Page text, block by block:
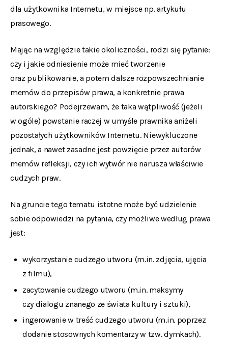
dla użytkownika Internetu, w miejsce np. artykułu
prasowego.
Mając na względzie takie okoliczności, rodzi się pytanie:
czy i jakie odniesienie może mieć tworzenie
oraz publikowanie, a potem dalsze rozpowszechnianie
memów do przepisów prawa, a konkretnie prawa
autorskiego? Podejrzewam, że taka wątpliwość (jeżeli
w ogóle) powstanie raczej w umyśle prawnika aniżeli
pozostałych użytkowników Internetu. Niewykluczone
jednak, a nawet zasadne jest powzięcie przez autorów
memów refleksji, czy ich wytwór nie narusza właściwie
cudzych praw.
Na gruncie tego tematu istotne może być udzielenie
sobie odpowiedzi na pytania, czy możliwe według prawa
jest:
wykorzystanie cudzego utworu (m.in. zdjęcia, ujęcia
z filmu),
zacytowanie cudzego utworu (m.in. maksymy
czy dialogu znanego ze świata kultury i sztuki),
ingerowanie w treść cudzego utworu (m.in. poprzez
dodanie stosownych komentarzy w tzw. dymkach).